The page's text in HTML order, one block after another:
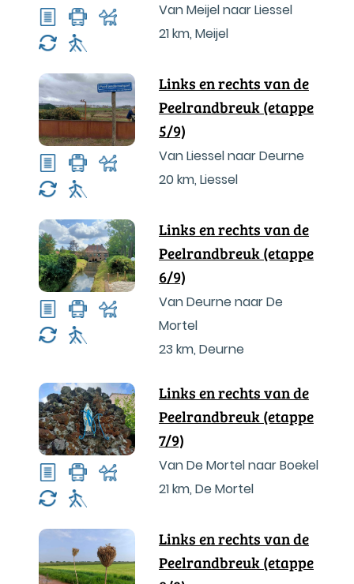
Van Meijel naar Liessel
21 km, Meijel
Links en rechts van de
Peelrandbreuk (etappe
5/9)
Van Liessel naar Deurne
20 km, Liessel
Links en rechts van de
Peelrandbreuk (etappe
6/9)
Van Deurne naar De
Mortel
23 km, Deurne
Links en rechts van de
Peelrandbreuk (etappe
7/9)
Van De Mortel naar Boekel
21 km, De Mortel
Links en rechts van de
Peelrandbreuk (etappe